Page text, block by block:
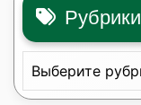
Рубрики
Рубрики